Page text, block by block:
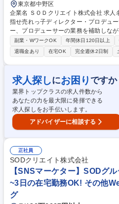
東京都中野区
企業名 ＳＯＤクリエイト株式会社 求人名 AVアシスタントディレクター:目
指せ売れっ子ディレクター・プロデューサー！ 仕事の内容
ー、プロデューサーの業務を補助しな
担当していただきます。ご思考性に合
ー・プロデューサー）が選べます★ ■ディレクター候補(AD)として、企画
考案・撮影地探し・演出・撮影・編集
映像作品を作り上げる全ての工程 に携
候補(AP)として、企画考案・出演者キ
レクション・予算管理・進行管理・プ
ューサーを補助し、作品の企画から販
ュースする業務を担当します。 募集職種 AVアシスタントディレクター:目
指せ売れっ子ディレクター・プロデュー
副業・WワークOK 年間休日120日以上
退職金あり
在宅OK 完全週休2日制
求人探しにお困り ですか
業界トップクラスの求人件数から
あなたの力を最大限に発揮できる
求人探しをお手伝いします。
アドバイザーに相談する
正社員
SODクリエイト株式会社
【SNSマーケター】SODグ
~3日の在宅勤務OK! その他
グ